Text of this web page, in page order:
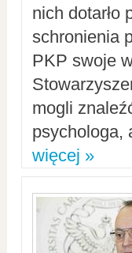
nich dotarło
schronienia
PKP swoje
mogli
psychologa,
więcej »